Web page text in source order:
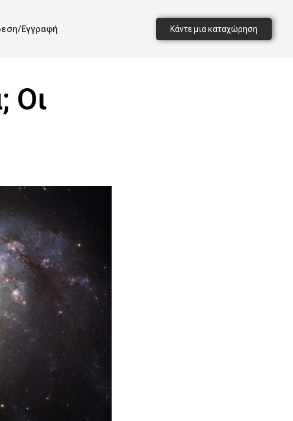
Εγγραφή Κάντε μια καταχώρηση
Οι